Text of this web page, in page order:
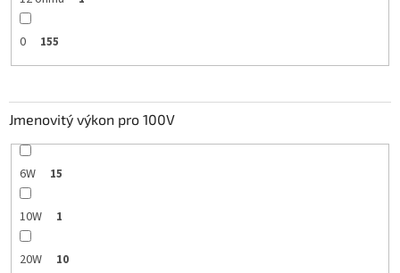
0 155
Jmenovitý výkon pro 100V
6W 15
10W 1
20W 10